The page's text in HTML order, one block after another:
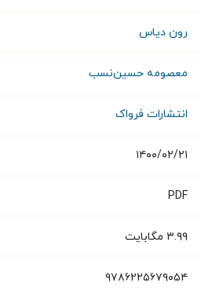
رون دیاس
معصومه‌ حسین‌نسب
انتشارات فرواک
۱۴۰۰/۰۲/۲۱
PDF
۳.۹۹ مگابایت
۹۷۸۶۲۲۵۶۷۹۰۵۴